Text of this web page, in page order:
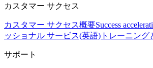
カスタマー サクセス
カスタマー サクセス概要Success
ッショナル サービス(英語) トレーニング
サポート